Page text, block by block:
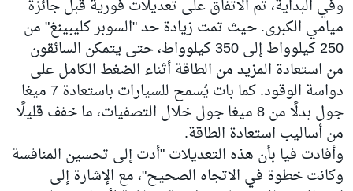
وفي البداية، تم الاتفاق على تعديلات فورية قبل جائزة
ميامي الكبرى. حيث تمت زيادة حد "السوبر كليبينغ" من
250 كيلوواط إلى 350 كيلوواط، حتى يتمكن السائقون
من استعادة المزيد من الطاقة أثناء الضغط الكامل على
دواسة الوقود. كما بات يُسمح للسيارات باستعادة 7 ميغا
جول بدلًا من 8 ميغا جول خلال التصفيات، ما خفف قليلًا
من أساليب استعادة الطاقة.
وأفادت فيا بأن هذه التعديلات "أدت إلى تحسين المنافسة
وكانت خطوة في الاتجاه الصحيح"، مع الإشارة إلى